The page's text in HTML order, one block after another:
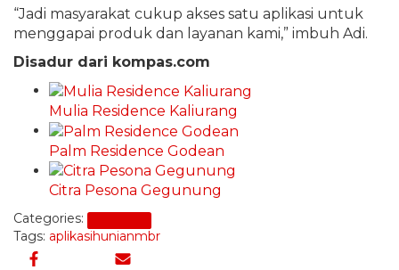
“Jadi masyarakat cukup akses satu aplikasi untuk
menggapai produk dan layanan kami,” imbuh Adi.
Disadur dari kompas.com
Mulia Residence Kaliurang
Palm Residence Godean
Citra Pesona Gegunung
Categories:
Tags: aplikasihunianmbr